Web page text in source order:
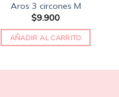
Aros 3 circones M
$9.900
AÑADIR AL CARRITO